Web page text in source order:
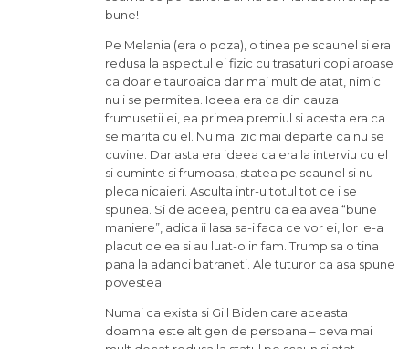
bune!
Pe Melania (era o poza), o tinea pe scaunel si era
redusa la aspectul ei fizic cu trasaturi copilaroase
ca doar e tauroaica dar mai mult de atat, nimic
nu i se permitea. Ideea era ca din cauza
frumusetii ei, ea primea premiul si acesta era ca
se marita cu el. Nu mai zic mai departe ca nu se
cuvine. Dar asta era ideea ca era la interviu cu el
si cuminte si frumoasa, statea pe scaunel si nu
pleca nicaieri. Asculta intr-u totul tot ce i se
spunea. Si de aceea, pentru ca ea avea “bune
maniere”, adica ii lasa sa-i faca ce vor ei, lor le-a
placut de ea si au luat-o in fam. Trump sa o tina
pana la adanci batraneti. Ale tuturor ca asa spune
povestea.
Numai ca exista si Gill Biden care aceasta
doamna este alt gen de persoana – ceva mai